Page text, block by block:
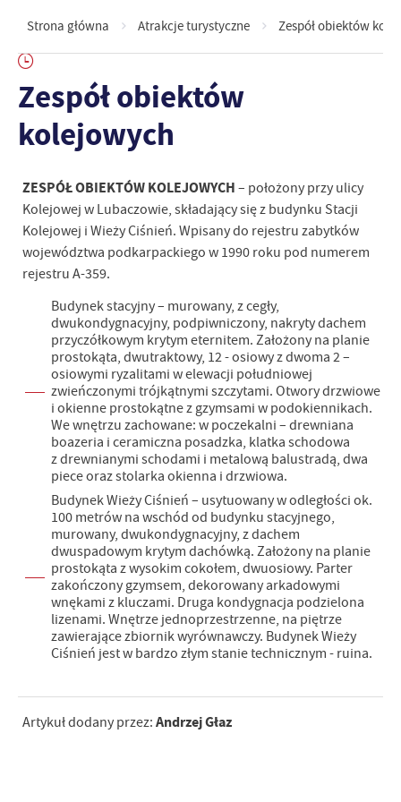
Strona główna Atrakcje turystyczne Zespół obiektów
Zespół obiektów
kolejowych
ZESPÓŁ OBIEKTÓW KOLEJOWYCH – położony przy ulicy
Kolejowej w Lubaczowie, składający się z budynku Stacji
Kolejowej i Wieży Ciśnień. Wpisany do rejestru zabytków
województwa podkarpackiego w 1990 roku pod numerem
rejestru A-359.
Budynek stacyjny – murowany, z cegły,
dwukondygnacyjny, podpiwniczony, nakryty dachem
przyczółkowym krytym eternitem. Założony na planie
prostokąta, dwutraktowy, 12 - osiowy z dwoma 2 –
osiowymi ryzalitami w elewacji południowej
zwieńczonymi trójkątnymi szczytami. Otwory drzwiowe
i okienne prostokątne z gzymsami w podokiennikach.
We wnętrzu zachowane: w poczekalni – drewniana
boazeria i ceramiczna posadzka, klatka schodowa
z drewnianymi schodami i metalową balustradą, dwa
piece oraz stolarka okienna i drzwiowa.
Budynek Wieży Ciśnień – usytuowany w odległości ok.
100 metrów na wschód od budynku stacyjnego,
murowany, dwukondygnacyjny, z dachem
dwuspadowym krytym dachówką. Założony na planie
prostokąta z wysokim cokołem, dwuosiowy. Parter
zakończony gzymsem, dekorowany arkadowymi
wnękami z kluczami. Druga kondygnacja podzielona
lizenami. Wnętrze jednoprzestrzenne, na piętrze
zawierające zbiornik wyrównawczy. Budynek Wieży
Ciśnień jest w bardzo złym stanie technicznym - ruina.
Artykuł dodany przez: Andrzej Głaz